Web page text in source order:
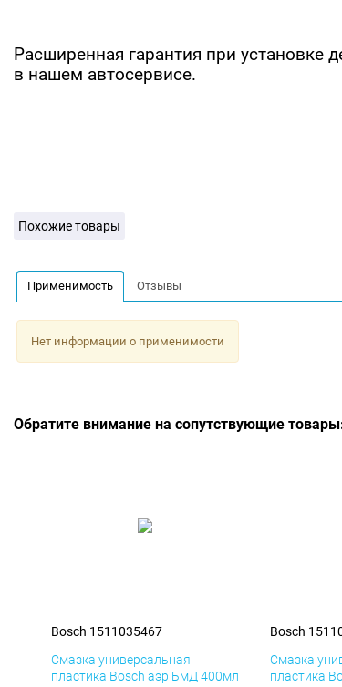
Расширенная гарантия при установке
в нашем автосервисе.
Похожие товары
Применимость Отзывы
Нет информации о применимости
Обратите внимание на сопутствующие
Bosch 1511035467
Смазка универсальная
пластика Bosch аэр БмД 400мл
Bosch
Смазка
пластика